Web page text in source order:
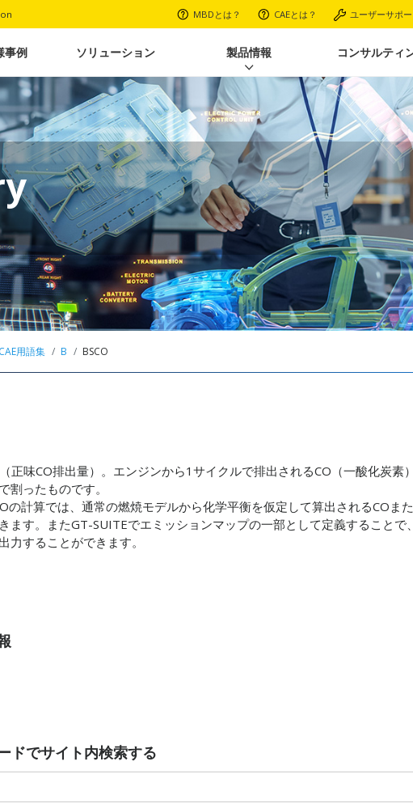
MBDとは？ CAEとは？ ユーザーサポ
事例 ソリューション 製品情報 コンサルティ
用語集 B BSCO
正味CO排出量）。エンジンから1サイクルで排出されるCO（一酸化炭素
割ったものです。
の計算では、通常の燃焼モデルから化学平衡を仮定して算出されるCOま
ます。またGT-SUITEでエミッションマップの一部として定義することで
力することができます。
ドでサイト内検索する